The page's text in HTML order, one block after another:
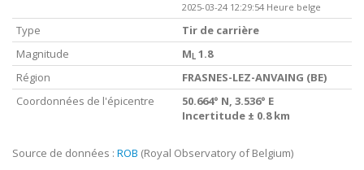
2025-03-24 12:29:54 Heure belge
Type
Tir de carrière
Magnitude
M L 1.8
Région
FRASNES-LEZ-ANVAING (BE)
Coordonnées de l'épicentre
50.664° N, 3.536° E
Incertitude ± 0.8 km
Source de données : ROB (Royal Observatory of Belgium)